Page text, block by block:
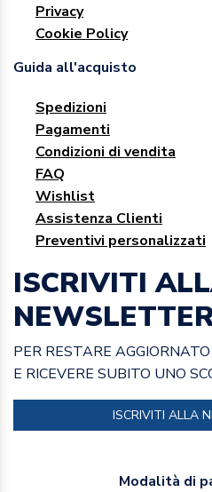
Privacy
Cookie Policy
Guida all'acquisto
Spedizioni
Pagamenti
Condizioni di vendita
FAQ
Wishlist
Assistenza Clienti
Preventivi personalizzati
ISCRIVITI
PER RESTARE
E RICEVERE SUBITO UNO
ISCRIVITI ALLA
Modalità di